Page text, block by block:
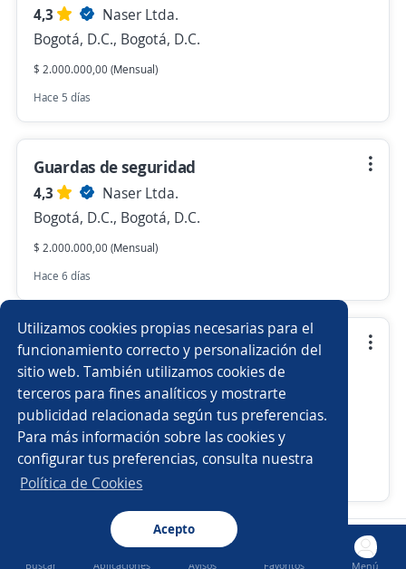
Utilizamos cookies propias necesarias para el
funcionamiento correcto y personalización del
sitio web. También utilizamos cookies de
terceros para fines analíticos y mostrarte
publicidad relacionada según tus preferencias.
Para más información sobre las cookies y
configurar tus preferencias, consulta nuestra
Política de Cookies
Acepto
Buscar Aplicaciones Avisos Favoritos Menú
4,3
Naser Ltda.
Bogotá, D.C., Bogotá, D.C.
$ 2.000.000,00 (Mensual)
Hace 5 días
Guardas de seguridad
4,3
Naser Ltda.
Bogotá, D.C., Bogotá, D.C.
$ 2.000.000,00 (Mensual)
Hace 6 días
Gran Convocatoria Laboral Guardas de
Seguridad
4,3
Naser Ltda.
Bogotá, D.C., Bogotá, D.C.
Hace 7 días
Nuevas ofertas de empleo Avísame